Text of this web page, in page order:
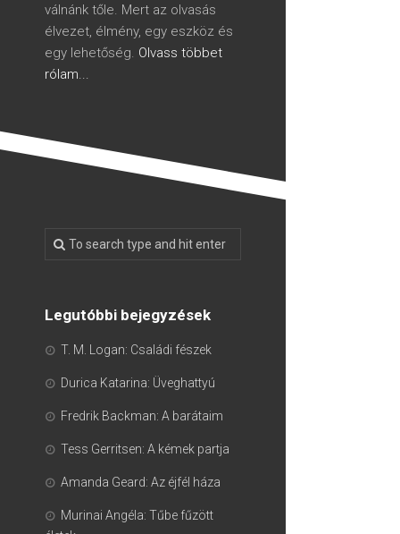
válnánk tőle. Mert az olvasás
élvezet, élmény, egy eszköz és
egy lehetőség. Olvass többet
rólam...
Legutóbbi bejegyzések
T. M. Logan: Családi fészek
Durica Katarina: Üveghattyú
Fredrik Backman: A barátaim
Tess Gerritsen: A kémek partja
Amanda Geard: Az éjfél háza
Murinai Angéla: Tűbe fűzött